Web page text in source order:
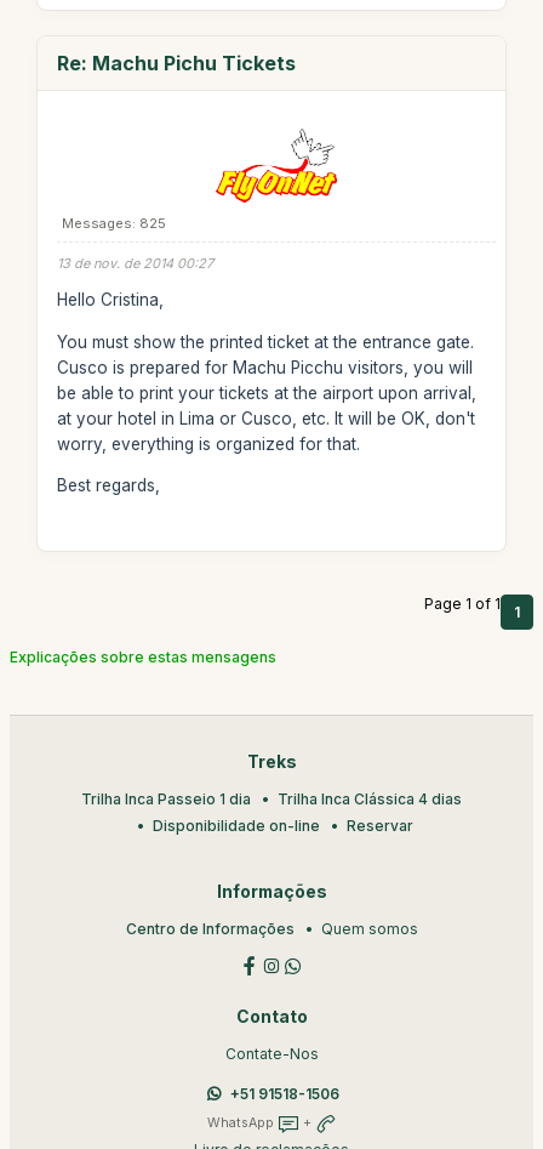
Re: Machu Pichu Tickets
Messages: 825
13 de nov. de 2014 00:27
Hello Cristina,
You must show the printed ticket at the entrance gate.
Cusco is prepared for Machu Picchu visitors, you will
be able to print your tickets at the airport upon arrival,
at your hotel in Lima or Cusco, etc. It will be OK, don't
worry, everything is organized for that.
Best regards,
Page 1 of 1 1
Explicações sobre estas mensagens
Treks
Trilha Inca Passeio 1 dia
Trilha Inca Clássica 4 dias
Disponibilidade on-line
Reservar
Informações
Centro de Informações Quem somos
Contato
Contate-Nos
+51 91518-1506
WhatsApp +